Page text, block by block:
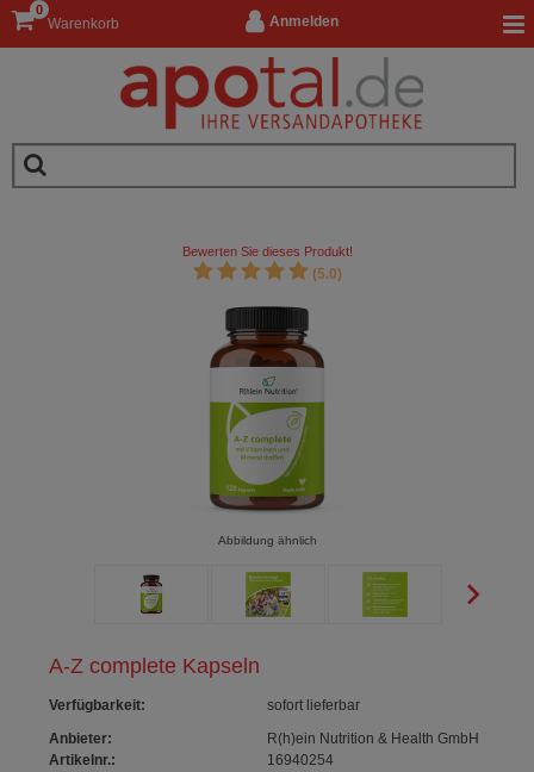
Anmelden
Warenkorb
0
A-Z complete Kapseln
Verfügbarkeit:
sofort lieferbar
Anbieter:
R(h)ein Nutrition & Health GmbH
Artikelnr.:
16940254
Bewerten Sie dieses Produkt!
(5.0)
Abbildung ähnlich